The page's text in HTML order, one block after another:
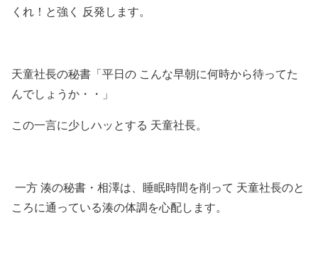
くれ！と強く 反発します。
天童社長の秘書「平日の こんな早朝に何時から待ってた
んでしょうか・・」
この一言に少しハッとする 天童社長。
一方 湊の秘書・相澤は、睡眠時間を削って 天童社長のと
ころに通っている湊の体調を心配します。